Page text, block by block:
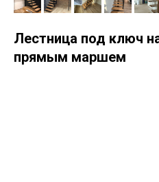
Лестница под ключ
прямым маршем